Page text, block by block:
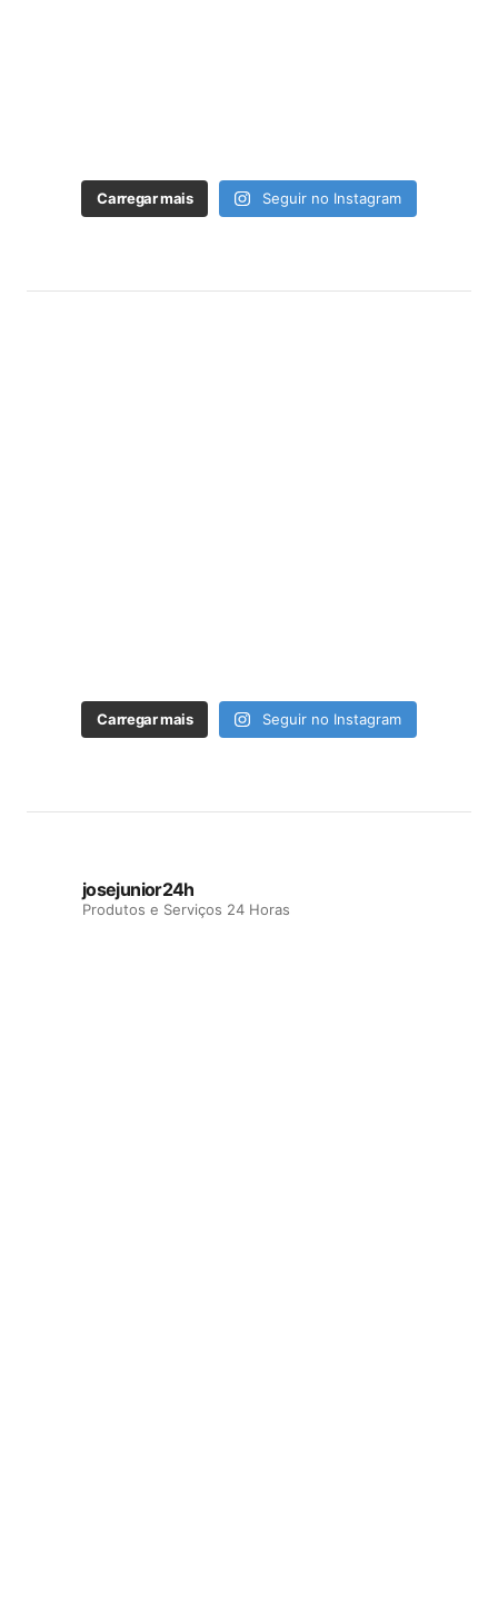
Carregar mais Seguir no Instagram
Carregar mais Seguir no Instagram
josejunior24h
Produtos e Serviços 24 Horas